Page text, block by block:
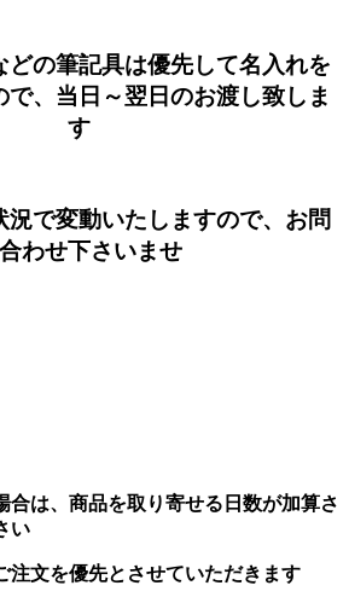
どの筆記具は優先して名入れを
、当日～翌日のお渡し致しま
す
況で変動いたしますので、お問
わせ下さいませ
は、商品を取り寄せる日数が加算さ
い
文を優先とさせていただきます